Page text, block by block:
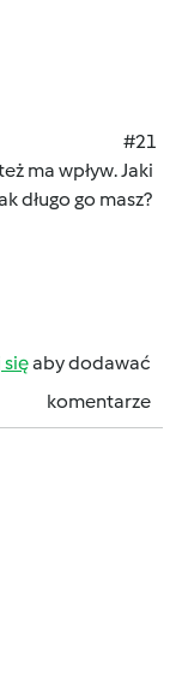
#21
ma wpływ. Jaki
długo go masz?
sięaby dodawać
komentarze